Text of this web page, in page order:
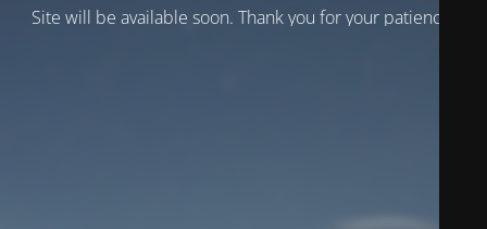
Site will be available soon. Thank you for your patience!